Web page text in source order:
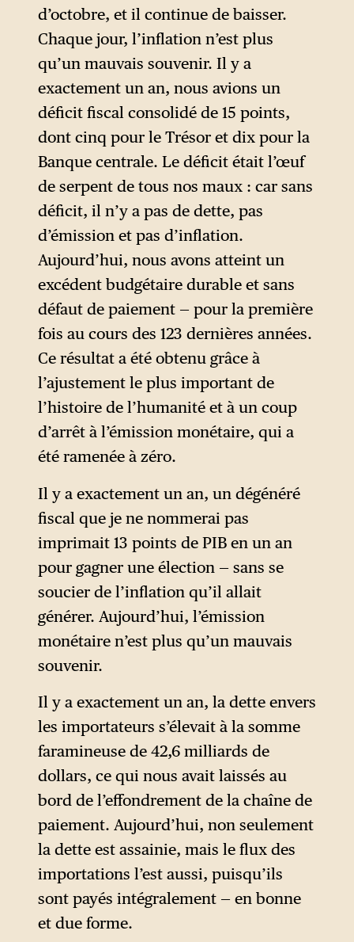
Perón. Le plan cherchait à
supprimer la « distorsion »
des prix relatifs en mettant en
place une série de mesures de
choc qui ont provoqué une
augmentation de l’inflation de
24 % en 1974 à 182 % en 1975,
marquant le début d’une
décennie et demie de taux
d’inflation supérieurs à 100 %
par an.
« L’hyper de 89 » désigne
l’hyperinflation argentine de
1989 et 1990, avoisinant des
taux de 3000 %. Cette crise
économique a notamment
poussé le président radical
Raúl Alfonsín à avancer
l’élection présidentielle au 14
mai 1989, et à faire gagner le
candidat péroniste Carlos
Menem.
2001 fait référence à la crise
politique, économique et
sociale de décembre 2001. Le
slogan des manifestations
massives dans la rue était
« ¡Que se vayan todos ! »
(« Qu’ils s’en aillent tous ! »).
Le président de l’époque,
Fernando de la Rúa, avait fini
par démissionner.
d’octobre, et il continue de baisser.
Chaque jour, l’inflation n’est plus
qu’un mauvais souvenir. Il y a
exactement un an, nous avions un
déficit fiscal consolidé de 15 points,
dont cinq pour le Trésor et dix pour la
Banque centrale. Le déficit était l’œuf
de serpent de tous nos maux : car sans
déficit, il n’y a pas de dette, pas
d’émission et pas d’inflation.
Aujourd’hui, nous avons atteint un
excédent budgétaire durable et sans
défaut de paiement — pour la première
fois au cours des 123 dernières années.
Ce résultat a été obtenu grâce à
l’ajustement le plus important de
l’histoire de l’humanité et à un coup
d’arrêt à l’émission monétaire, qui a
été ramenée à zéro.
Il y a exactement un an, un dégénéré
fiscal que je ne nommerai pas
imprimait 13 points de PIB en un an
pour gagner une élection — sans se
soucier de l’inflation qu’il allait
générer. Aujourd’hui, l’émission
monétaire n’est plus qu’un mauvais
souvenir.
Il y a exactement un an, la dette envers
les importateurs s’élevait à la somme
faramineuse de 42,6 milliards de
dollars, ce qui nous avait laissés au
bord de l’effondrement de la chaîne de
paiement. Aujourd’hui, non seulement
la dette est assainie, mais le flux des
importations l’est aussi, puisqu’ils
sont payés intégralement — en bonne
et due forme.